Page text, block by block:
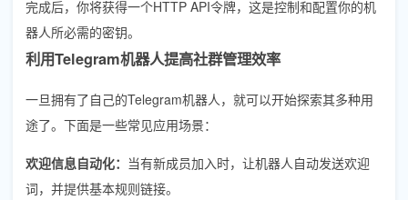
完成后，你将获得一个HTTP API令牌，这是控制和配置你的机
器人所必需的密钥。
利用Telegram机器人提高社群管理效率
一旦拥有了自己的Telegram机器人，就可以开始探索其多种用
途了。下面是一些常见应用场景：
欢迎信息自动化： 当有新成员加入时，让机器人自动发送欢迎
词，并提供基本规则链接。